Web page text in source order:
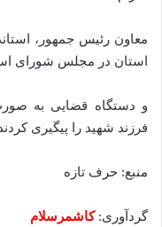
معاون رئیس جمهور،
استان در مجلس شورای
و دستگاه قضایی به
فرزند شهید را پیگیری
منبع: حرف تازه
گردآوری:کاشمرسلام